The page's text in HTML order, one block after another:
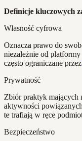
Definicje kluczowych
Własność cyfrowa
Oznacza prawo do
niezależnie od
często ograniczane przez
Prywatność
Zbiór praktyk mających
aktywności
te trafiają w ręce
Bezpieczeństwo